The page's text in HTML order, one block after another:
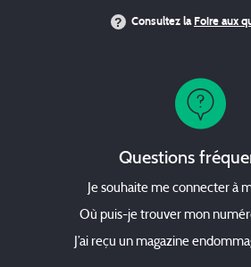
Consultez laFoire aux
Questions
Je souhaite me connecter à
Où puis-je trouver mon
J’ai reçu un magazine